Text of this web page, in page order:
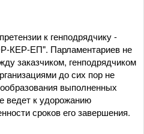
к генподрядчику -
КЕР-ЕП". Парламентариев не
заказчиком, генподрядчиком
до сих пор не
выполненных
ведет к удорожанию
сроков его завершения.